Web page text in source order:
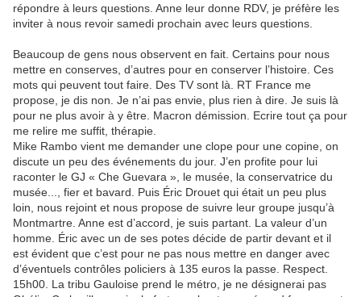
répondre à leurs questions. Anne leur donne RDV, je préfère les
inviter à nous revoir samedi prochain avec leurs questions.
Beaucoup de gens nous observent en fait. Certains pour nous
mettre en conserves, d’autres pour en conserver l’histoire. Ces
mots qui peuvent tout faire. Des TV sont là. RT France me
propose, je dis non. Je n’ai pas envie, plus rien à dire. Je suis là
pour ne plus avoir à y être. Macron démission. Ecrire tout ça pour
me relire me suffit, thérapie.
Mike Rambo vient me demander une clope pour une copine, on
discute un peu des événements du jour. J’en profite pour lui
raconter le GJ « Che Guevara », le musée, la conservatrice du
musée..., fier et bavard. Puis Éric Drouet qui était un peu plus
loin, nous rejoint et nous propose de suivre leur groupe jusqu’à
Montmartre. Anne est d’accord, je suis partant. La valeur d’un
homme. Éric avec un de ses potes décide de partir devant et il
est évident que c’est pour ne pas nous mettre en danger avec
d’éventuels contrôles policiers à 135 euros la passe. Respect.
15h00. La tribu Gauloise prend le métro, je ne désignerai pas